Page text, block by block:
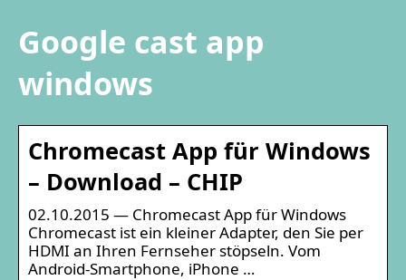
Google cast app
windows
Chromecast App für Windows
– Download – CHIP
02.10.2015 — Chromecast App für Windows
Chromecast ist ein kleiner Adapter, den Sie per
HDMI an Ihren Fernseher stöpseln. Vom
Android-Smartphone, iPhone …